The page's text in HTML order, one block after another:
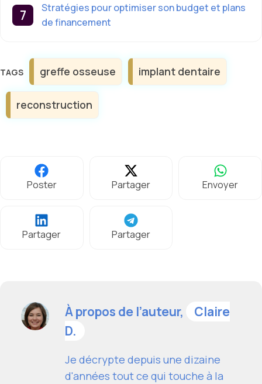
Stratégies pour optimiser son budget et plans
de financement
Étiquettes
greffe osseuse implant dentaire
reconstruction
Poster Partager Envoyer
Partager Partager
À propos de l’auteur,
Claire
D.
Je décrypte depuis une dizaine
d'années tout ce qui touche à la